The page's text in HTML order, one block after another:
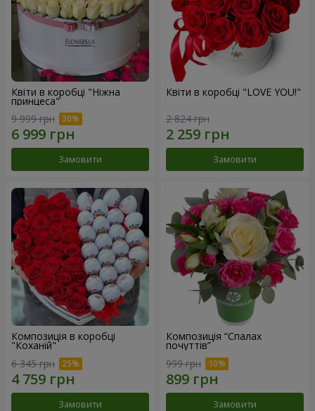
Квіти в коробці "Ніжна
принцеса"
9 999 грн
Замовити
Квіти в коробці "LOVE YOU!"
2 824 грн
Замовити
Композиція в коробці
"Коханій"
6 345 грн
Замовити
Композиція “Спалах
почуттів”
999 грн
Замовити